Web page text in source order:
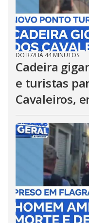
DO R7/HÁ 44 MINUTOS
Cadeira
e turistas
Cavaleiros,